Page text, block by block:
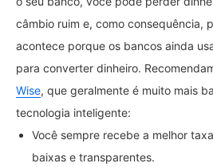
câmbio ruim e, como consequência,
acontece porque os bancos ainda
para converter dinheiro.
Wise, que geralmente é muito mais
tecnologia inteligente:
Você sempre recebe a melhor
baixas e transparentes.